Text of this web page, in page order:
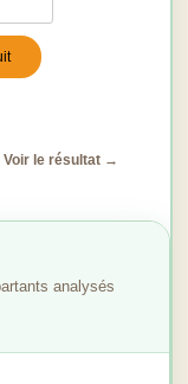
Voir le résultat →
analysés